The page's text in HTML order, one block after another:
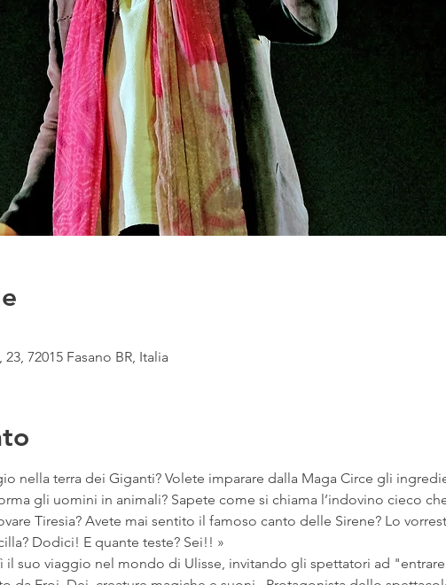
72015 Fasano BR, Italia
nella terra dei Giganti? Volete imparare dalla Maga Circe gli
gli uomini in animali? Sapete come si chiama l’indovino cieco
Tiresia? Avete mai sentito il famoso canto delle Sirene? Lo
Dodici! E quante teste? Sei!! »
il suo viaggio nel mondo di Ulisse, invitando gli spettatori ad